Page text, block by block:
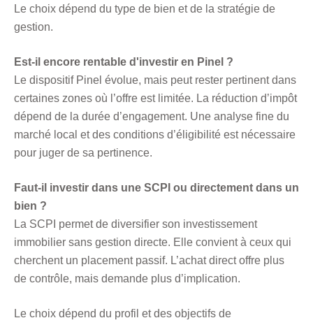
Le choix dépend du type de bien et de la stratégie de
gestion.
Est-il encore rentable d'investir en Pinel ?
Le dispositif Pinel évolue, mais peut rester pertinent dans
certaines zones où l’offre est limitée. La réduction d’impôt
dépend de la durée d’engagement. Une analyse fine du
marché local et des conditions d’éligibilité est nécessaire
pour juger de sa pertinence.
Faut-il investir dans une SCPI ou directement dans un
bien ?
La SCPI permet de diversifier son investissement
immobilier sans gestion directe. Elle convient à ceux qui
cherchent un placement passif. L’achat direct offre plus
de contrôle, mais demande plus d’implication.
Le choix dépend du profil et des objectifs de